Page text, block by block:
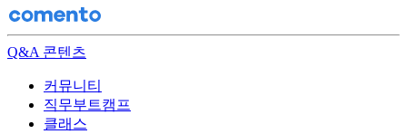
Q&A 콘텐츠
커뮤니티
직무부트캠프
클래스